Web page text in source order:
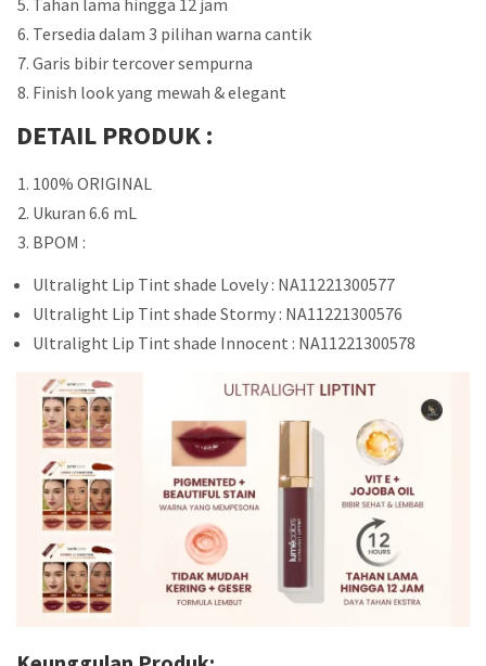
Tahan lama hingga 12 jam
Tersedia dalam 3 pilihan warna cantik
Garis bibir tercover sempurna
Finish look yang mewah & elegant
DETAIL PRODUK :
100% ORIGINAL
Ukuran 6.6 mL
BPOM :
Ultralight Lip Tint shade Lovely : NA11221300577
Ultralight Lip Tint shade Stormy : NA11221300576
Ultralight Lip Tint shade Innocent : NA11221300578